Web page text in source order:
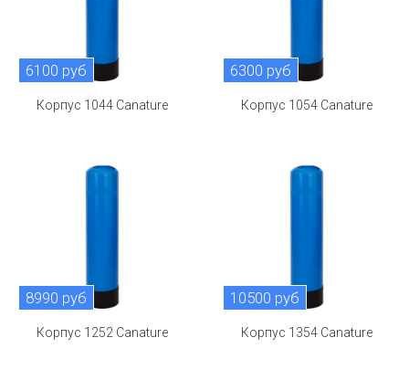
6100 руб
Корпус 1044 Canature
6300 руб
Корпус 1054 Canature
8990 руб
Корпус 1252 Canature
10500 руб
Корпус 1354 Canature